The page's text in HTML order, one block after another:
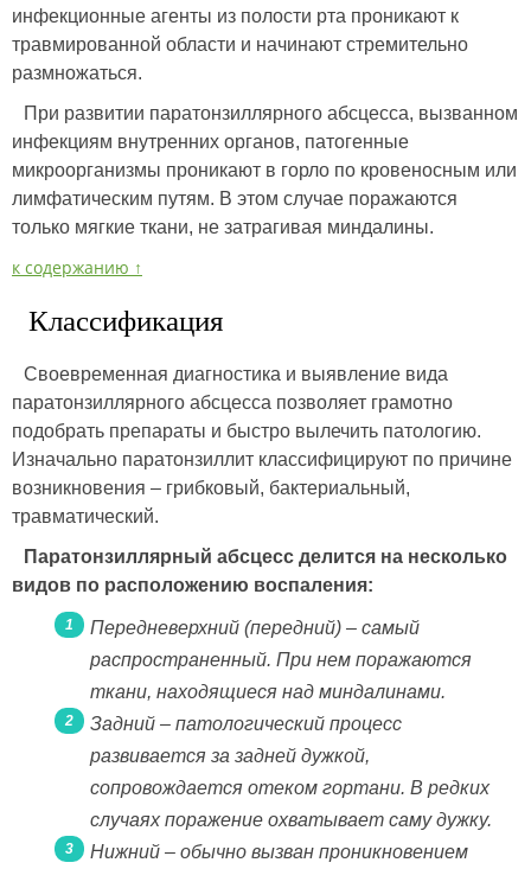
инфекционные агенты из полости рта проникают к
травмированной области и начинают стремительно
размножаться.
При развитии паратонзиллярного абсцесса, вызванном
инфекциям внутренних органов, патогенные
микроорганизмы проникают в горло по кровеносным или
лимфатическим путям. В этом случае поражаются
только мягкие ткани, не затрагивая миндалины.
к содержанию ↑
Классификация
Своевременная диагностика и выявление вида
паратонзиллярного абсцесса позволяет грамотно
подобрать препараты и быстро вылечить патологию.
Изначально паратонзиллит классифицируют по причине
возникновения – грибковый, бактериальный,
травматический.
Паратонзиллярный абсцесс делится на несколько
видов по расположению воспаления:
Передневерхний (передний) – самый
распространенный. При нем поражаются
ткани, находящиеся над миндалинами.
Задний – патологический процесс
развивается за задней дужкой,
сопровождается отеком гортани. В редких
случаях поражение охватывает саму дужку.
Нижний – обычно вызван проникновением